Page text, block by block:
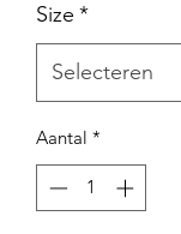
Size *
Aantal *